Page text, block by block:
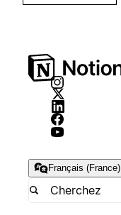
Français (France)